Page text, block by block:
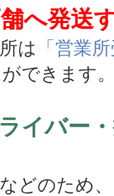
へ発送
は 「営業
できます
ライバー
どのため